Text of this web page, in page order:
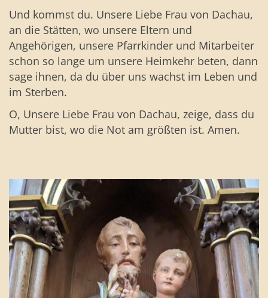
Und kommst du. Unsere Liebe Frau von Dachau,
an die Stätten, wo unsere Eltern und
Angehörigen, unsere Pfarrkinder und Mitarbeiter
schon so lange um unsere Heimkehr beten, dann
sage ihnen, da du über uns wachst im Leben und
im Sterben.
O, Unsere Liebe Frau von Dachau, zeige, dass du
Mutter bist, wo die Not am größten ist. Amen.